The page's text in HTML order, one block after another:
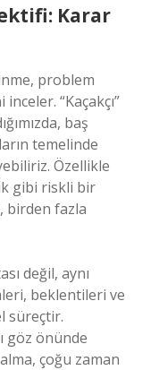
Karar
problem
“Kaçakçı”
baş
temelinde
Özellikle
gibi riskli bir
birden fazla
değil, aynı
beklentileri ve
süreçtir.
göz önünde
çoğu zaman